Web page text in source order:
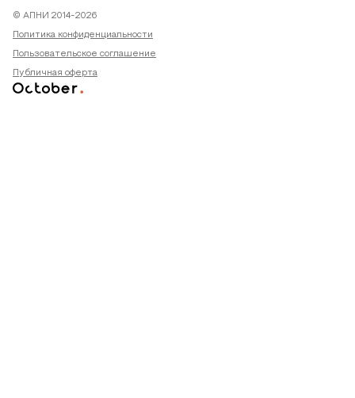
© АПНИ 2014-2026
Политика конфиденциальности
Пользовательское соглашение
Публичная оферта